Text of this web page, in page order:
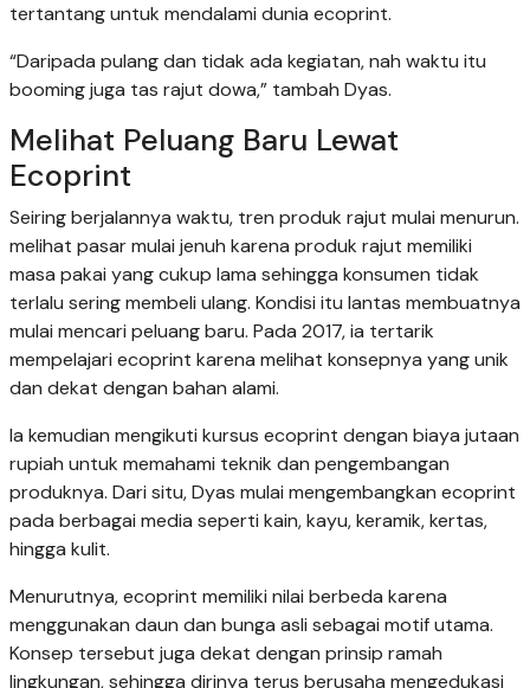
tertantang untuk mendalami dunia ecoprint.
“Daripada pulang dan tidak ada kegiatan, nah waktu itu
booming juga tas rajut dowa,” tambah Dyas.
Melihat Peluang Baru Lewat
Ecoprint
Seiring berjalannya waktu, tren produk rajut mulai menurun.
melihat pasar mulai jenuh karena produk rajut memiliki
masa pakai yang cukup lama sehingga konsumen tidak
terlalu sering membeli ulang. Kondisi itu lantas membuatnya
mulai mencari peluang baru. Pada 2017, ia tertarik
mempelajari ecoprint karena melihat konsepnya yang unik
dan dekat dengan bahan alami.
Ia kemudian mengikuti kursus ecoprint dengan biaya jutaan
rupiah untuk memahami teknik dan pengembangan
produknya. Dari situ, Dyas mulai mengembangkan ecoprint
pada berbagai media seperti kain, kayu, keramik, kertas,
hingga kulit.
Menurutnya, ecoprint memiliki nilai berbeda karena
menggunakan daun dan bunga asli sebagai motif utama.
Konsep tersebut juga dekat dengan prinsip ramah
lingkungan, sehingga dirinya terus berusaha mengedukasi